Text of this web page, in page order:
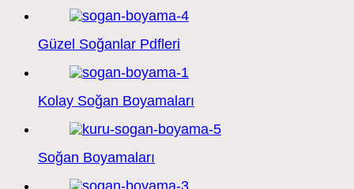
Güzel Soğanlar Pdfleri
Kolay Soğan Boyamaları
Soğan Boyamaları